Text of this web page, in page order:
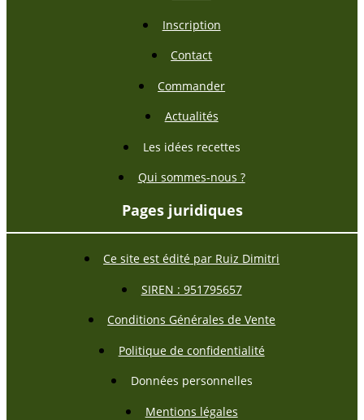
Inscription
Contact
Commander
Actualités
Les idées recettes
Qui sommes-nous ?
Pages juridiques
Ce site est édité par Ruiz Dimitri
SIREN : 951795657
Conditions Générales de Vente
Politique de confidentialité
Données personnelles
Mentions légales